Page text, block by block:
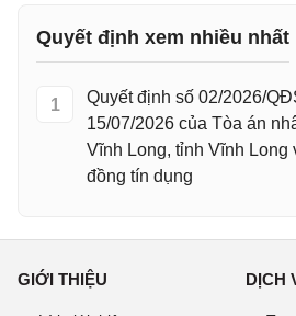
Quyết định xem nhiều nhất
1
Quyết định số 02/2026/
15/07/2026 của Tòa án
Vĩnh Long, tỉnh Vĩnh Long
đồng tín dụng
GIỚI THIỆU DỊCH